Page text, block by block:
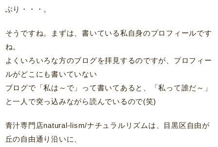
ぶり・・・。
そうですね。まずは、書いている私自身のプロフィールです
ね。
よくいろいろな方のブログを拝見するのですが、プロフィー
ルがどこにも書いていない
ブログで「私は～で」って書いてあると、「私って誰だ～」
と一人で突っ込みながら読んでいるので(笑)
青汁専門店natural-lism/ナチュラルリズムは、目黒区自由が
丘の自由通り沿いに、